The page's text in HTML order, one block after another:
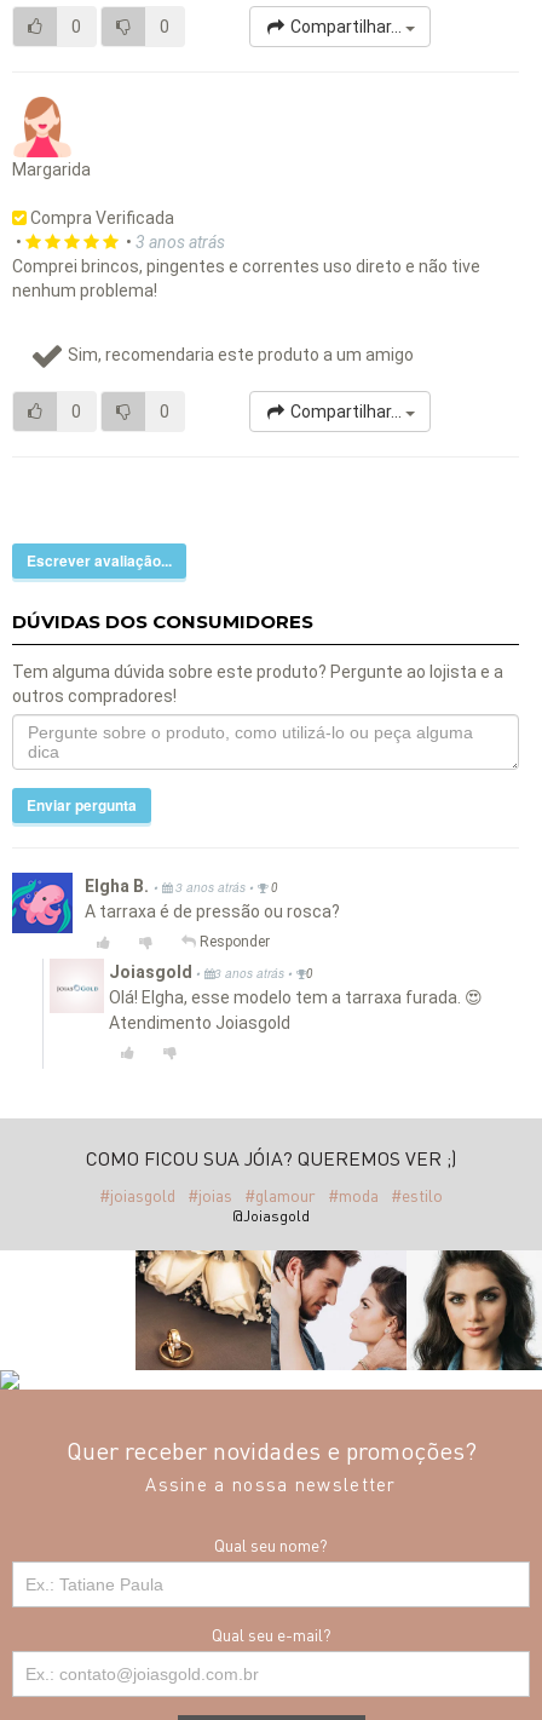
0 0 Compartilhar...
Margarida
Compra Verificada
•
• 3 anos atrás
Comprei brincos, pingentes e correntes uso direto e não tive
nenhum problema!
Sim, recomendaria este produto a um amigo
0 0 Compartilhar...
Escrever avaliação...
DÚVIDAS DOS CONSUMIDORES
Tem alguma dúvida sobre este produto? Pergunte ao lojista e a
outros compradores!
Enviar pergunta
Elgha B. • 3 anos atrás • 0
A tarraxa é de pressão ou rosca?
Responder
Joiasgold • 3 anos atrás • 0
Olá! Elgha, esse modelo tem a tarraxa furada. 😍
Atendimento Joiasgold
COMO FICOU SUA JÓIA? QUEREMOS VER ;)
#joiasgold #joias #glamour #moda #estilo
@Joiasgold
Quer receber novidades e promoções?
Assine a nossa newsletter
Qual seu nome?
Qual seu e-mail?